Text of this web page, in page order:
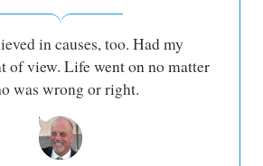
in causes, too. Had my
of view. Life went on no matter
was wrong or right.